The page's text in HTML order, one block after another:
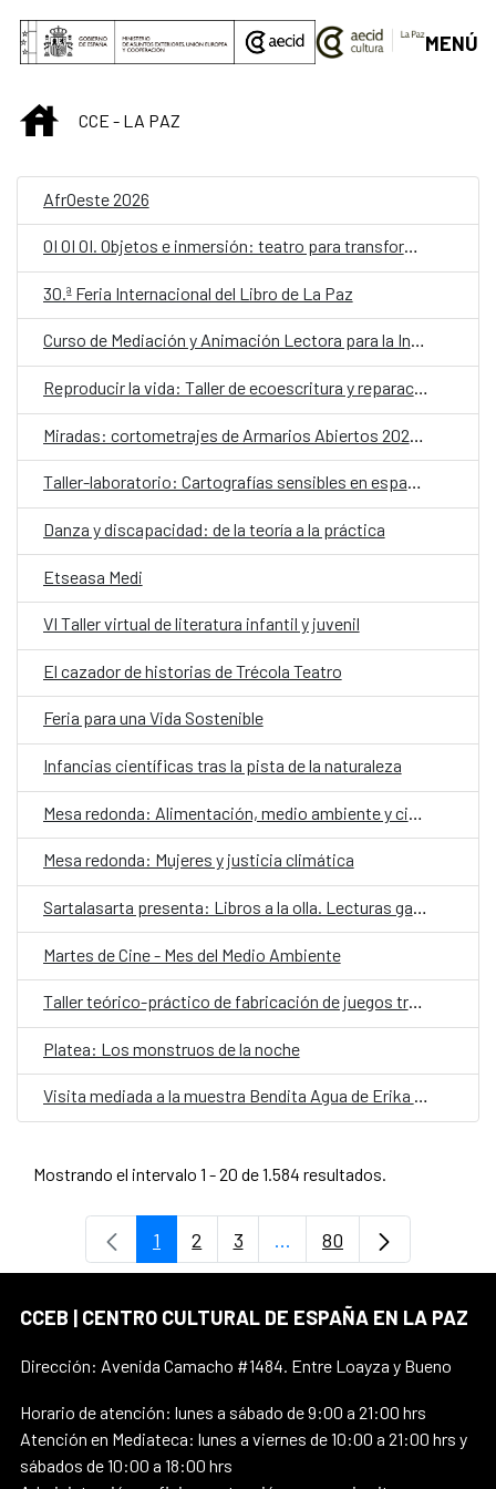
Saltar al contenido principal
MENÚ
INICIOCCE - LA PAZ
AfrOeste 2026
OI OI OI. Objetos e inmersión: teatro para transformar la escuela
30.ª Feria Internacional del Libro de La Paz
Curso de Mediación y Animación Lectora para la Infancia – Lectores sin Frontera
Reproducir la vida: Taller de ecoescritura y reparación
Taller-laboratorio: Cartografías sensibles en espacios públicos
Danza y discapacidad: de la teoría a la práctica
Etseasa Medi
VI Taller virtual de literatura infantil y juvenil
El cazador de historias de Trécola Teatro
Feria para una Vida Sostenible
Infancias científicas tras la pista de la naturaleza
Mesa redonda: Mujeres y justicia climática
Sartalasarta presenta: Libros a la olla. Lecturas gastronómicas a domicilio
Martes de Cine - Mes del Medio Ambiente
Taller teórico-práctico de fabricación de juegos tradicionales
Platea: Los monstruos de la noche
Visita mediada a la muestra Bendita Agua de Erika Ewel
Mostrando el intervalo 1 - 20 de 1.584 resultados.
Página
1 Página
2 Página
3 ...Páginas intermedias
Página
80
CCEB | CENTRO CULTURAL DE ESPAÑA EN LA PAZ
Dirección: Avenida Camacho #1484. Entre Loayza y Bueno
Horario de atención: lunes a sábado de 9:00 a 21:00 hrs
Atención en Mediateca: lunes a viernes de 10:00 a 21:00 hrs y
sábados de 10:00 a 18:00 hrs